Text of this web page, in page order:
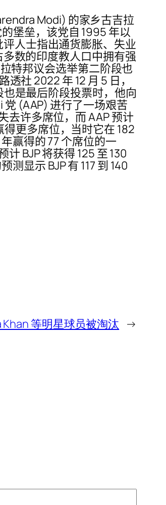
Modi) 的家乡古吉拉
堡垒，该党自 1995 年以
人士指出通货膨胀、失业
数的印度教人口中拥有强
特邦议会选举第二阶段也
社 2022 年 12 月 5 日，
是最后阶段投票时，他向
(AAP) 进行了一场艰苦
去许多席位，而 AAP 预计
更多席位，当时它在 182
赢得的 77 个席位的一
BJP 将获得 125 至 130
显示 BJP 有 117 到 140
等明星球员被淘汰 →